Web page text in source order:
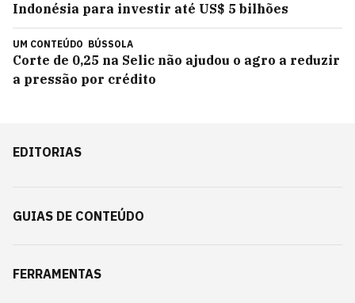
Indonésia para investir até US$ 5 bilhões
UM CONTEÚDO BÚSSOLA
Corte de 0,25 na Selic não ajudou o agro a reduzir
a pressão por crédito
EDITORIAS
GUIAS DE CONTEÚDO
FERRAMENTAS